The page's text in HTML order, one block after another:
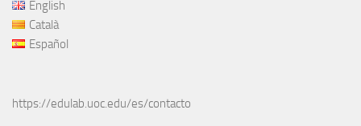
English
Català
Español
https://edulab.uoc.edu/es/contacto